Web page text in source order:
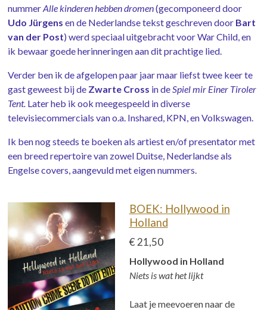
nummerAlle kinderen hebbendromen(gecomponeerd door
Udo Jürgens en de Nederlandse tekst geschreven door Bart
van der Post) werd speciaal uitgebracht voor War Child, en
ik bewaar goede herinneringen aan dit prachtige lied.
Verder ben ik de afgelopen paar jaar maar liefst twee keer te
gast geweest bij de Zwarte Cross in de Spiel mir Einer Tiroler
Tent. Later heb ik ook meegespeeld in diverse
televisiecommercials van o.a. Inshared, KPN, en Volkswagen.
Ik ben nog steeds te boeken als artiest en/of presentator met
een breed repertoire van zowel Duitse, Nederlandse als
Engelse covers, aangevuld met eigen nummers.
BOEK: Hollywood in
Holland
€ 21,50
Hollywood in Holland
Niets is wat het lijkt
Laat je meevoeren naar de